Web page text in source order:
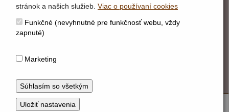
O webstránke
Správca obsahu
Vyhlásenie o cookies
© Hudobné centrum 2026
stránok a našich služieb. Viac o používaní cookies
Funkčné (nevyhnutné pre funkčnosť webu, vždy
zapnuté)
Marketing